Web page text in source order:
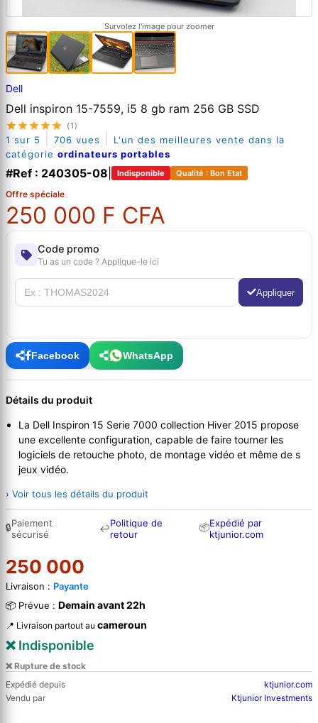
Survolez l'image pour zoomer
Dell
Dell inspiron 15-7559, i5 8 gb ram 256 GB SSD
(1)
1 sur 5 706 vues
L'un des meilleures vente dans la
catégorie ordinateurs portables
#Ref : 240305-08 Indisponible Qualité : Bon Etat
Offre spéciale
250 000 F CFA
Code promo
Tu as un code ? Applique-le ici
Appliquer
Facebook WhatsApp
Détails du produit
La Dell Inspiron 15 Serie 7000 collection Hiver 2015 propose
une excellente configuration, capable de faire tourner les
logiciels de retouche photo, de montage vidéo et même de s
jeux vidéo.
› Voir tous les détails du produit
🔒Paiement
sécurisé
↩Politique de
retour
📦Expédié par
ktjunior.com
250 000
Livraison : Payante
📦 Prévue : Demain avant 22h
📍 Livraison partout au cameroun
❌ Indisponible
❌ Rupture de stock
Expédié depuis
ktjunior.com
Vendu par
Ktjunior Investments